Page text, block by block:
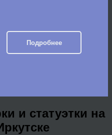
Подробнее
и статуэтки на